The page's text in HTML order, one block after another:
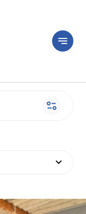
notes
page_info
keyboard_arrow_down